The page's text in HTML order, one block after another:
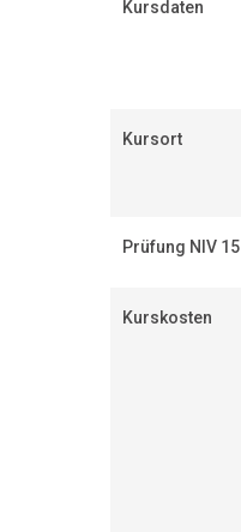
Kursdaten
Kursort
Prüfung NIV 15
Kurskosten